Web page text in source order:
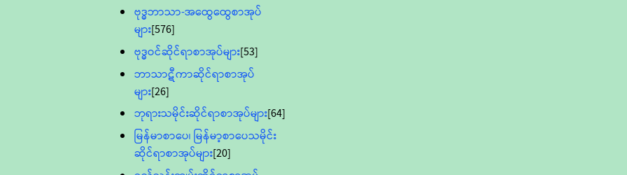
ဗုဒ္ဓဘာသာ-အထွေထွေစာအုပ်
များ[576]
ဗုဒ္ဓဝင်ဆိုင်ရာစာအုပ်များ[53]
ဘာသာဋီကာဆိုင်ရာစာအုပ်
များ[26]
ဘုရားသမိုင်းဆိုင်ရာစာအုပ်များ[64]
မြန်မာစာပေ၊ မြန်မာ့စာပေသမိုင်း
ဆိုင်ရာစာအုပ်များ[20]